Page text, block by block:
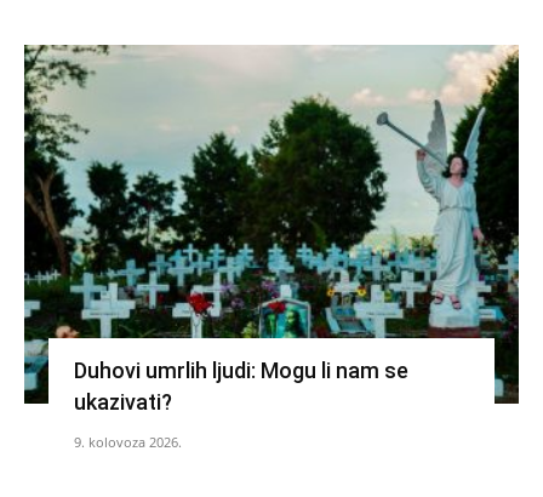
Duhovi umrlih ljudi: Mogu li nam se
ukazivati?
9. kolovoza 2026.